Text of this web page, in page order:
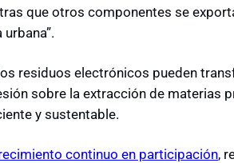
que otros componentes se
residuos electrónicos pueden
sobre la extracción de materias
y sustentable.
continuo en participación,